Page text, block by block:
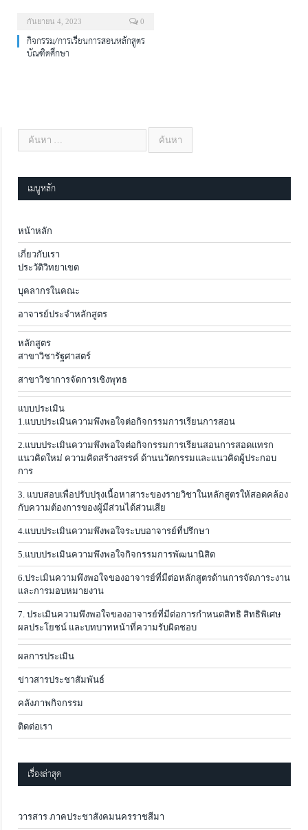
กันยายน 4, 2023 0
กิจกรรม/การเรียนการสอนหลักสูตร
บัณฑิตศึกษา
เมนูหลัก
หน้าหลัก
เกี่ยวกับเรา
ประวัติวิทยาเขต
บุคลากรในคณะ
อาจารย์ประจำหลักสูตร
หลักสูตร
สาขาวิชารัฐศาสตร์
สาขาวิชาการจัดการเชิงพุทธ
แบบประเมิน
1.แบบประเมินความพึงพอใจต่อกิจกรรมการเรียนการสอน
2.แบบประเมินความพึงพอใจต่อกิจกรรมการเรียนสอนการสอดแทรก
แนวคิดใหม่ ความคิดสร้างสรรค์ ด้านนวัตกรรมและแนวคิดผู้ประกอบ
การ
3. แบบสอบเพื่อปรับปรุงเนื้อหาสาระของรายวิชาในหลักสูตรให้สอดคล้อง
กับความต้องการของผู้มีส่วนได้ส่วนเสีย
4.แบบประเมินความพึงพอใจระบบอาจารย์ที่ปรึกษา
5.แบบประเมินความพึงพอใจกิจกรรมการพัฒนานิสิต
6.ประเมินความพึงพอใจของอาจารย์ที่มีต่อหลักสูตรด้านการจัดภาระงาน
และการมอบหมายงาน
7. ประเมินความพึงพอใจของอาจารย์ที่มีต่อการกำหนดสิทธิ สิทธิพิเศษ
ผลประโยชน์ และบทบาทหน้าที่ความรับผิดชอบ
ผลการประเมิน
ข่าวสารประชาสัมพันธ์
คลังภาพกิจกรรม
ติดต่อเรา
เรื่องล่าสุด
วารสาร ภาคประชาสังคมนครราชสีมา